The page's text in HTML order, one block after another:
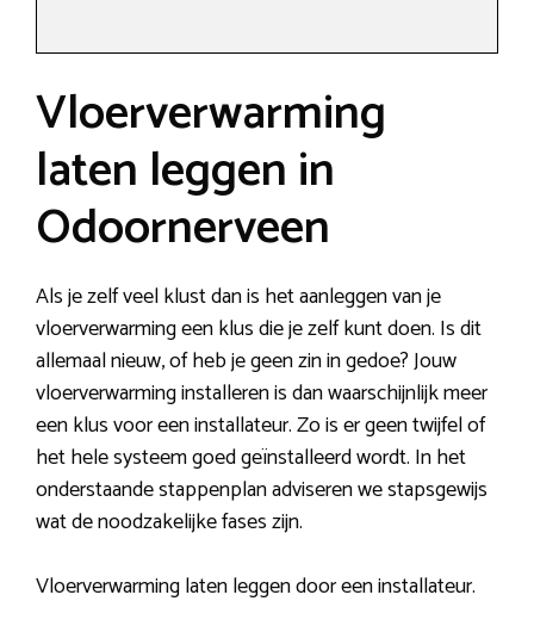
Vloerverwarming
laten leggen in
Odoornerveen
Als je zelf veel klust dan is het aanleggen van je
vloerverwarming een klus die je zelf kunt doen. Is dit
allemaal nieuw, of heb je geen zin in gedoe? Jouw
vloerverwarming installeren is dan waarschijnlijk meer
een klus voor een installateur. Zo is er geen twijfel of
het hele systeem goed geïnstalleerd wordt. In het
onderstaande stappenplan adviseren we stapsgewijs
wat de noodzakelijke fases zijn.
Vloerverwarming laten leggen door een installateur.